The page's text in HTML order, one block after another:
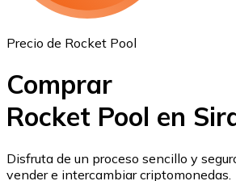
USD Coin
Precio de Rocket Pool
Comprar
Rocket Pool en
Disfruta de un proceso sencillo y
vender e intercambiar criptomonedas.